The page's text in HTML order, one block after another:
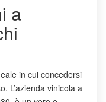
a
in cui concedersi
L’azienda vinicola a